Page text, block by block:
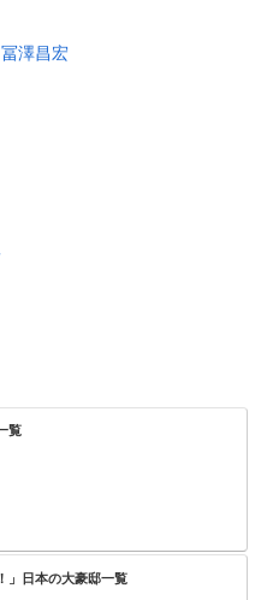
澤昌宏
覧
」日本の大豪邸一覧